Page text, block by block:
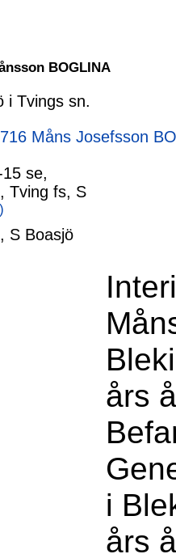
BOGLINA
i Tvings sn.
Måns Josefsson
se,
Tving fs, S
S Boasjö
års
i
års